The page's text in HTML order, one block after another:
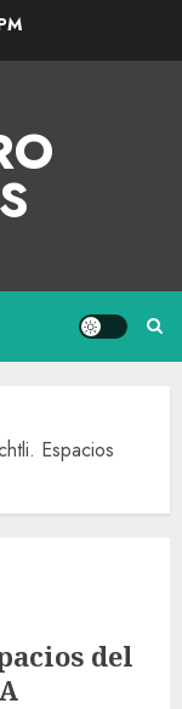
Espacios
del